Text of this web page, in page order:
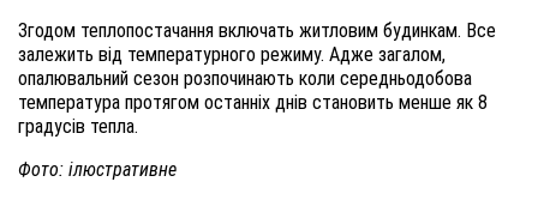
Згодом теплопостачання включать житловим будинкам. Все
залежить від температурного режиму. Адже загалом,
опалювальний сезон розпочинають коли середньодобова
температура протягом останніх днів становить менше як 8
градусів тепла.
Фото: ілюстративне